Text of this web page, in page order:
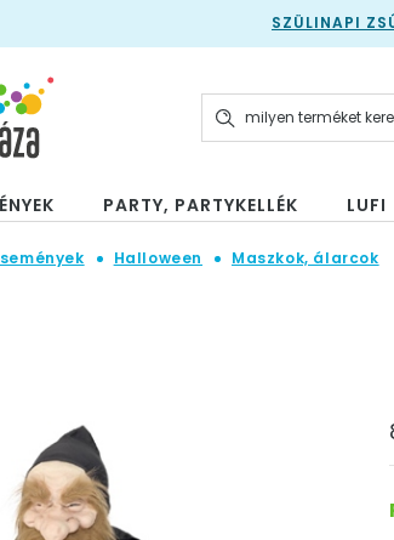
SZÜLINAPI
PARTY, PARTYKELLÉK LUFI
Halloween Maszkok, álarcok